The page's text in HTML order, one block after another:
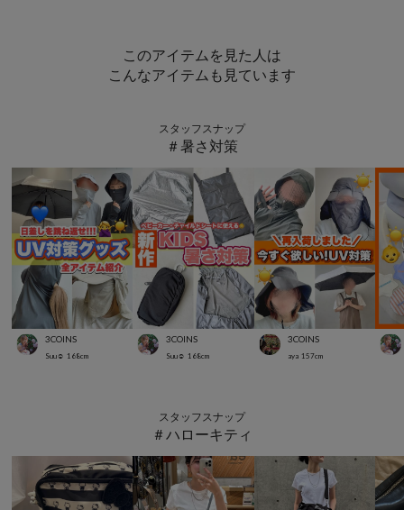
このアイテムを見た人は
こんなアイテムも見ています
スタッフスナップ
＃暑さ対策
3COINS
Suu☺︎ 168cm
3COINS
Suu☺︎ 168cm
3COINS
aya 157cm
スタッフスナップ
＃ハローキティ